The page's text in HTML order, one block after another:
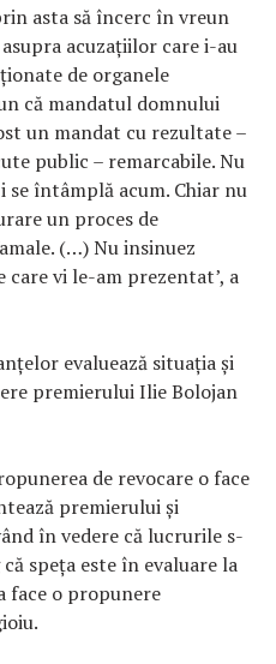
asta să încerc în vreun
acuzațiilor care i-au
de organele
că mandatul domnului
un mandat cu rezultate –
public – remarcabile. Nu
se întâmplă acum. Chiar nu
un proces de
(…) Nu insinuez
vi le-am prezentat’, a
evaluează situația și
premierului Ilie Bolojan
de revocare o face
premierului și
în vedere că lucrurile s-
speța este în evaluare la
face o propunere